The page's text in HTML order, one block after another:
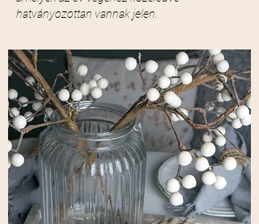
hatványozottan vannak jelen.